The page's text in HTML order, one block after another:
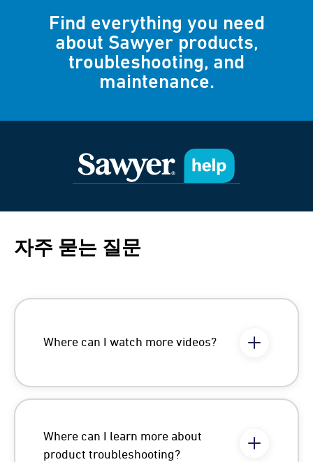
Find everything you need
about Sawyer products,
troubleshooting, and
maintenance.
자주 묻는 질문
Where can I watch more videos?
Where can I learn more about
product troubleshooting?